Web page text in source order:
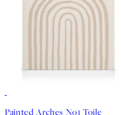
Painted Arches No1 Toile